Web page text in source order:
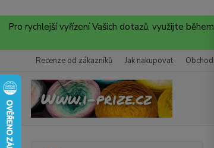
Pro rychlejší vyřízení Vašich dotazů, využijte
Recenze od zákazníků Jak nakupovat